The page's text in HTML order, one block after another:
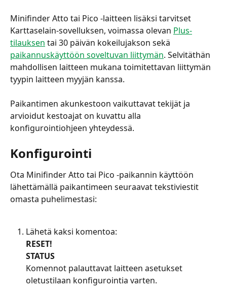
Minifinder Atto tai Pico -laitteen lisäksi tarvitset
Karttaselain-sovelluksen, voimassa olevan Plus-
tilauksen tai 30 päivän kokeilujakson sekä
paikannuskäyttöön soveltuvan liittymän. Selvitäthän
mahdollisen laitteen mukana toimitettavan liittymän
tyypin laitteen myyjän kanssa.
Paikantimen akunkestoon vaikuttavat tekijät ja
arvioidut kestoajat on kuvattu alla
konfigurointiohjeen yhteydessä.
Konfigurointi
Ota Minifinder Atto tai Pico -paikannin käyttöön
lähettämällä paikantimeen seuraavat tekstiviestit
omasta puhelimestasi:
Lähetä kaksi komentoa:
RESET!
STATUS
Komennot palauttavat laitteen asetukset
oletustilaan konfigurointia varten.